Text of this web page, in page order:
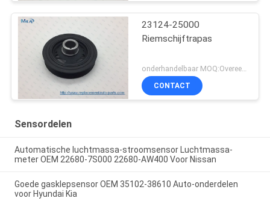
23124-25000
Riemschijftrapas
onderhandelbaar MOQ:Overeen te komen
CONTACT
Sensordelen
Automatische luchtmassa-stroomsensor Luchtmassa-
meter OEM 22680-7S000 22680-AW400 Voor Nissan
Goede gasklepsensor OEM 35102-38610 Auto-onderdelen
voor Hyundai Kia